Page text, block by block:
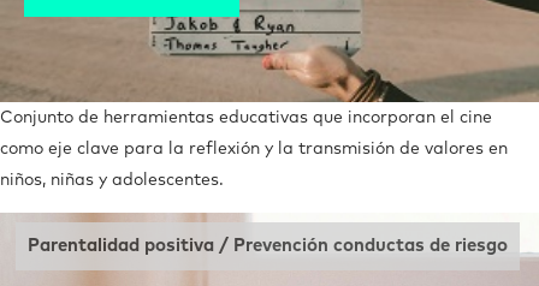
Conjunto de herramientas educativas que incorporan el cine
como eje clave para la reflexión y la transmisión de valores en
niños, niñas y adolescentes.
Parentalidad positiva / Prevención conductas de riesgo